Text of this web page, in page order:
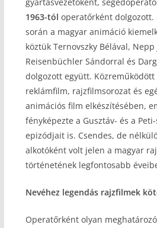
1963-tól operatőrként dolgozott.
során a magyar animáció
köztük Ternovszky Bélával, Nepp
Reisenbüchler Sándorral és
dolgozott együtt. Közreműködött
reklámfilm, rajzfilmsorozat és
animációs film elkészítésében,
fényképezte a Gusztáv- és a
epizódjait is. Csendes, de
alkotóként volt jelen a magyar
történetének legfontosabb
Nevéhez legendás rajzfilmek
Operatőrként olyan